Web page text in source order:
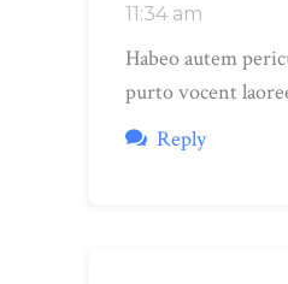
11:34 am
Habeo autem
purto vocent
Reply